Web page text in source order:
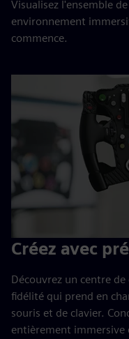
Visualisez l'ensemble
environnement
commence.
Créez avec
Découvrez un centre
fidélité qui prend en
souris et de clavier.
entièrement